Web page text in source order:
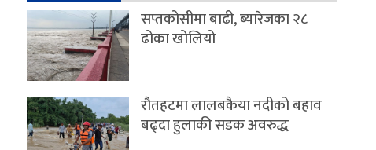
सप्तकोसीमा बाढी, ब्यारेजका २८
ढोका खोलियो
रौतहटमा लालबकैया नदीको बहाव
बढ्दा हुलाकी सडक अवरुद्ध